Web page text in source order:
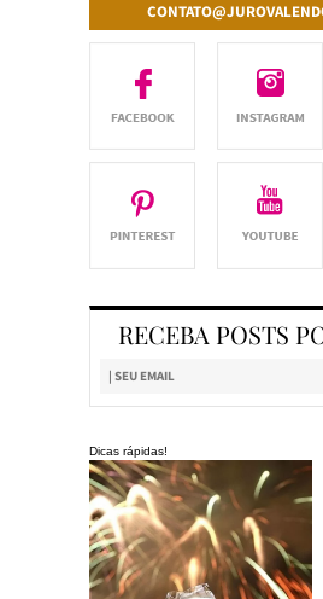
RECEBA POSTS
Dicas rápidas!